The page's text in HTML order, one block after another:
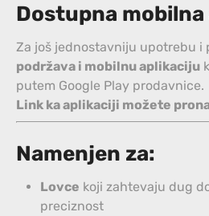
Dostupna
Za još jednostavniju upotrebu i
podržava i mobilnu aplikaciju
putem Google Play prodavnice.
Link ka aplikaciji možete
Namenjen za:
Lovce koji zahtevaju dug
preciznost